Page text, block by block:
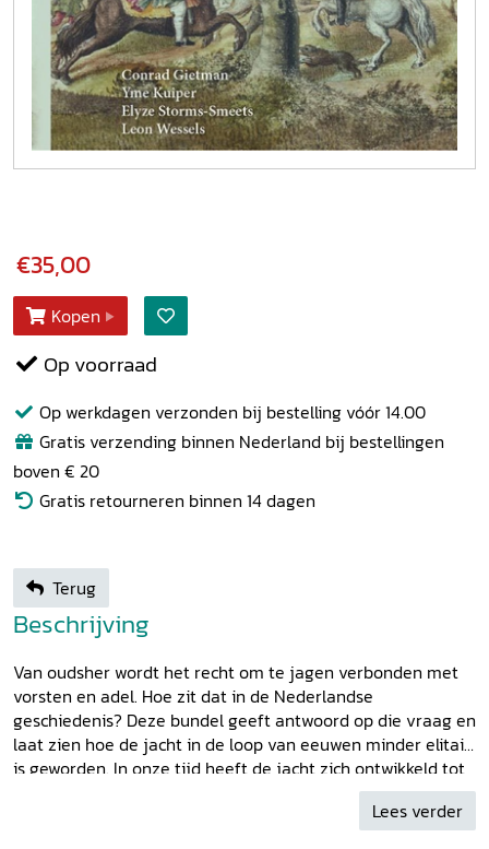
€35,00
Kopen
Op voorraad
Op werkdagen verzonden bij bestelling vóór 14.00
Gratis verzending binnen Nederland bij bestellingen
boven € 20
Gratis retourneren binnen 14 dagen
Terug
Beschrijving
Van oudsher wordt het recht om te jagen verbonden met
vorsten en adel. Hoe zit dat in de Nederlandse
geschiedenis? Deze bundel geeft antwoord op die vraag en
laat zien hoe de jacht in de loop van eeuwen minder elitair
is geworden. In onze tijd heeft de jacht zich ontwikkeld tot
onderdeel van wettelijk geregeld natuurbeheer. Toch vindt
er regelmatig debat plaats over de ethiek van het jagen en
Lees verder